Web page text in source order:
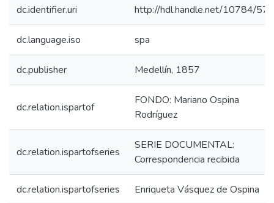
dc.identifier.uri http://hdl.handle.net/10784/
dc.language.iso spa
dc.publisher Medellín, 1857
dc.relation.ispartof
FONDO: Mariano Ospina
Rodríguez
dc.relation.ispartofseries
SERIE DOCUMENTAL:
Correspondencia recibida
dc.relation.ispartofseries Enriqueta Vásquez de Ospina